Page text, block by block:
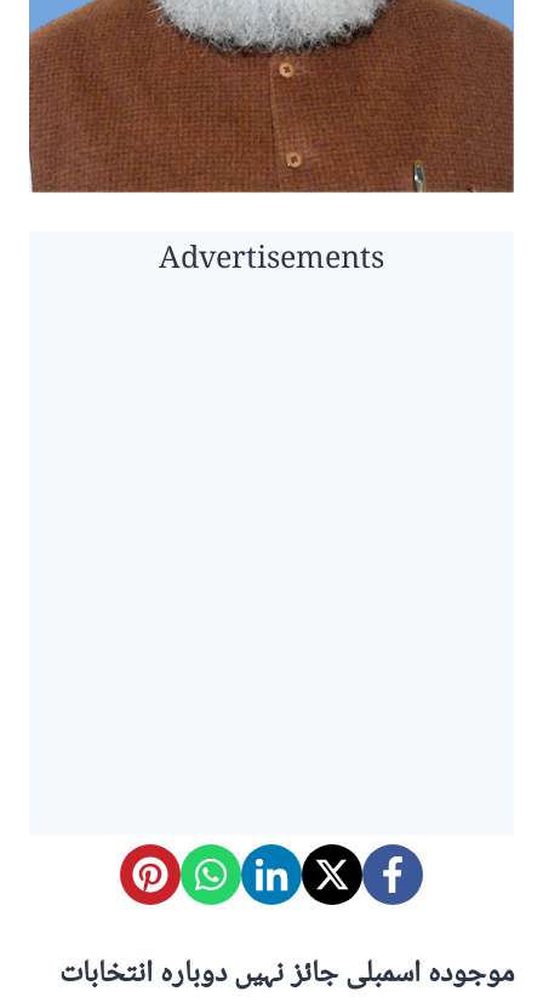
Advertisements
موجودہ اسمبلی جائز نہیں دوبارہ انتخابات